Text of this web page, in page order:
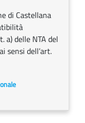
di Castellana
a) delle NTA del
sensi dell’art.